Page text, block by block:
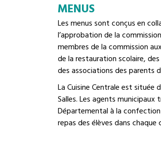
MENUS
Les menus sont conçus en
l’approbation de la
membres de la commission
de la restauration scolaire,
des associations des parents
La Cuisine Centrale est située
Salles. Les agents
Départemental à la
repas des élèves dans